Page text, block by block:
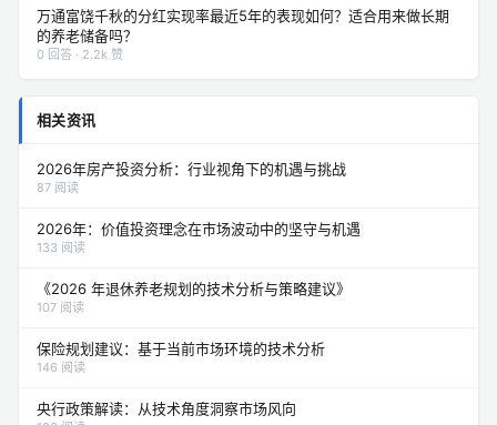
万通富饶千秋的分红实现率最近5年的表现如何？适合用来做长期
的养老储备吗？
0 回答 · 2.2k 赞
相关资讯
2026年房产投资分析：行业视角下的机遇与挑战
87 阅读
2026年：价值投资理念在市场波动中的坚守与机遇
133 阅读
《2026 年退休养老规划的技术分析与策略建议》
107 阅读
保险规划建议：基于当前市场环境的技术分析
146 阅读
央行政策解读：从技术角度洞察市场风向